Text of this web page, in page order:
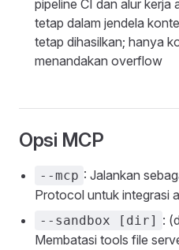
pipeline CI dan alur
tetap dalam jendela
tetap dihasilkan; hanya
menandakan overflow
Opsi MCP
--mcp : Jalankan
Protocol untuk integrasi
--sandbox [dir] :
Membatasi tools file